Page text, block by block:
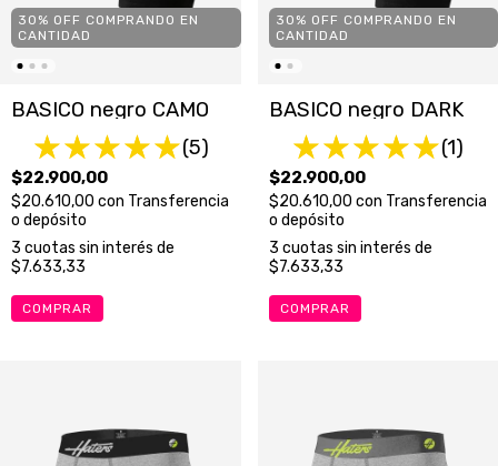
30% OFF COMPRANDO EN
CANTIDAD
BASICO negro CAMO
(5)
$22.900,00
$20.610,00 con Transferencia
o depósito
3 cuotas sin interés de
$7.633,33
COMPRAR
30% OFF COMPRANDO EN
CANTIDAD
BASICO negro DARK
(1)
$22.900,00
$20.610,00 con Transferencia
o depósito
3 cuotas sin interés de
$7.633,33
COMPRAR